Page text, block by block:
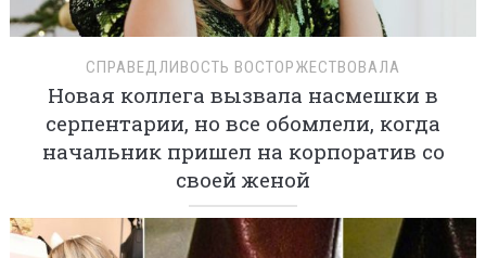
СПРАВЕДЛИВОСТЬ ВОСТОРЖЕСТВОВАЛА
Новая коллега вызвала насмешки в
серпентарии, но все обомлели, когда
начальник пришел на корпоратив со
своей женой